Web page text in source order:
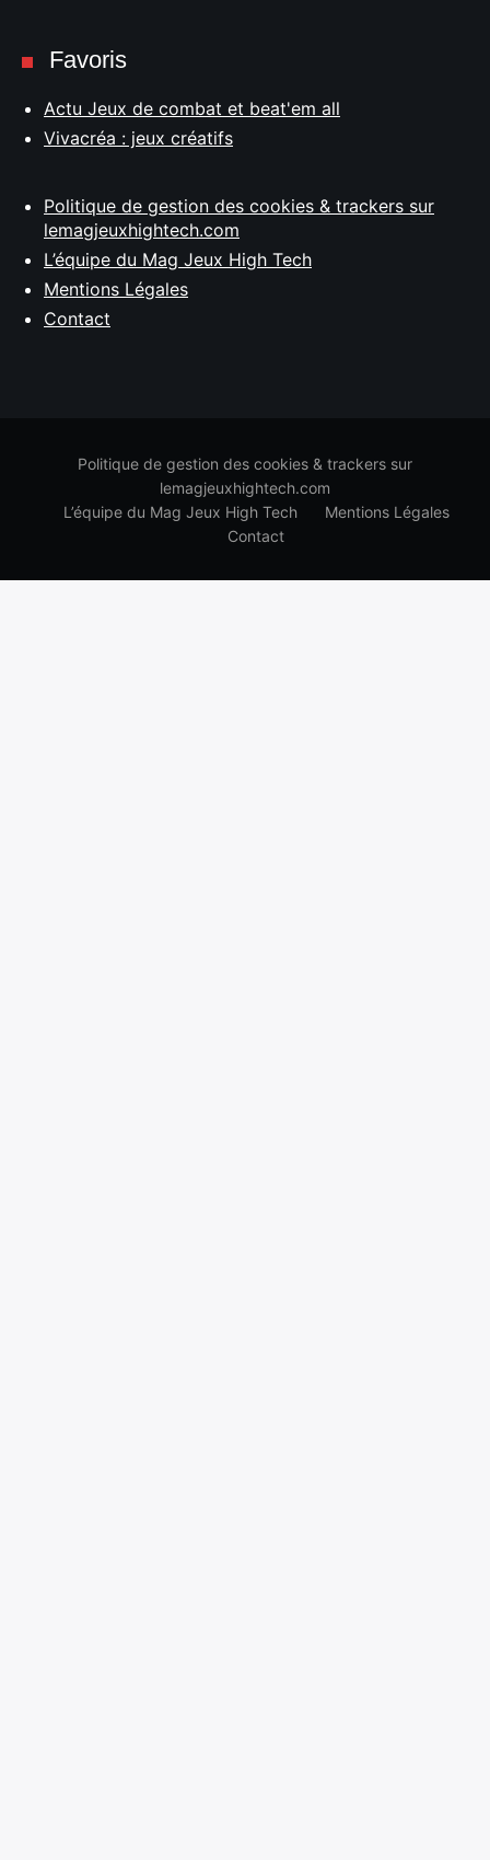
Favoris
Actu Jeux de combat et beat'em all
Vivacréa : jeux créatifs
Politique de gestion des cookies & trackers sur
lemagjeuxhightech.com
L’équipe du Mag Jeux High Tech
Mentions Légales
Contact
Politique de gestion des cookies & trackers sur
lemagjeuxhightech.com
L’équipe du Mag Jeux High Tech
Mentions Légales
Contact